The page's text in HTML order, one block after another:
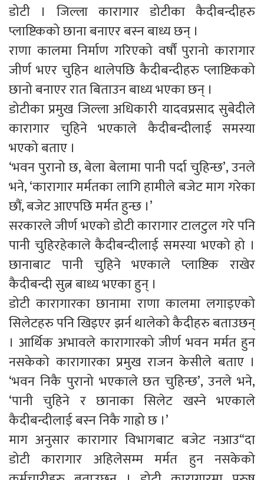
डोटी । जिल्ला कारागार डोटीका कैदीबन्दीहरु
प्लाष्टिकको छाना बनाएर बस्न बाध्य छन् ।
राणा कालमा निर्माण गरिएको वर्षौं पुरानो कारागार
जीर्ण भएर चुहिन थालेपछि कैदीबन्दीहरु प्लाष्टिकको
छानो बनाएर रात बिताउन बाध्य भएका छन् ।
डोटीका प्रमुख जिल्ला अधिकारी यादवप्रसाद सुबेदीले
कारागार चुहिने भएकाले कैदीबन्दीलाई समस्या
भएको बताए ।
‘भवन पुरानो छ, बेला बेलामा पानी पर्दा चुहिन्छ’, उनले
भने, ‘कारागार मर्मतका लागि हामीले बजेट माग गरेका
छौं, बजेट आएपछि मर्मत हुन्छ ।’
सरकारले जीर्ण भएको डोटी कारागार टालटुल गरे पनि
पानी चुहिरहेकाले कैदीबन्दीलाई समस्या भएको हो ।
छानाबाट पानी चुहिने भएकाले प्लाष्टिक राखेर
कैदीबन्दी सुत्न बाध्य भएका हुन् ।
डोटी कारागारका छानामा राणा कालमा लगाइएको
सिलेटहरु पनि खिइएर झर्न थालेको कैदीहरु बताउछन्
। आर्थिक अभावले कारागारको जीर्ण भवन मर्मत हुन
नसकेको कारागारका प्रमुख राजन केसीले बताए ।
‘भवन निकै पुरानो भएकाले छत चुहिन्छ’, उनले भने,
‘पानी चुहिने र छानाका सिलेट खस्ने भएकाले
कैदीबन्दीलाई बस्न निकै गाह्रो छ ।’
माग अनुसार कारागार विभागबाट बजेट नआउ“दा
डोटी कारागार अहिलेसम्म मर्मत हुन नसकेको